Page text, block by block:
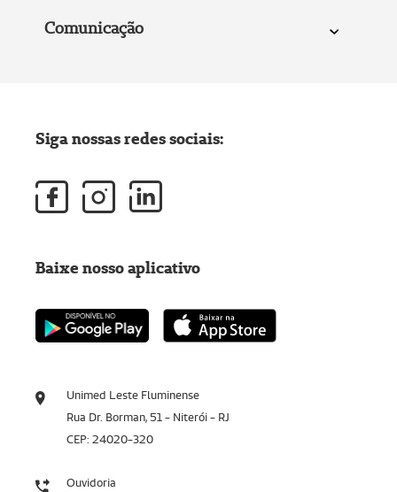
Comunicação
Unimed Leste Fluminense
Rua Dr. Borman, 51 - Niterói - RJ
CEP: 24020-320
Ouvidoria
Siga nossas redes sociais:
Baixe nosso aplicativo